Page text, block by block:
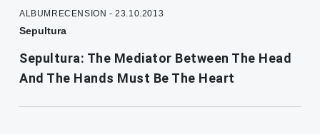
ALBUMRECENSION - 23.10.2013
Sepultura
Sepultura: The Mediator Between The Head
And The Hands Must Be The Heart